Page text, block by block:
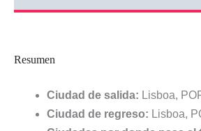
Resumen
Ciudad de salida: Lisboa,
Ciudad de regreso: Lisboa,